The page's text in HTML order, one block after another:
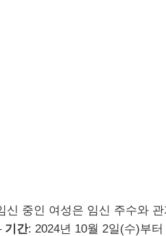
신 중인 여성은 임신 주수와
기간: 2024년 10월 2일(수)부